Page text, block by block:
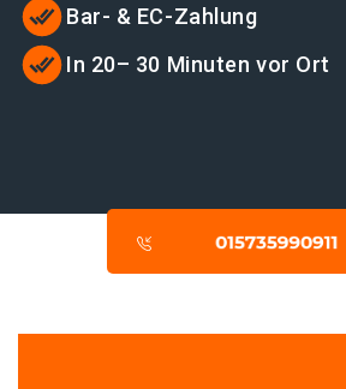
Bar- & EC-Zahlung
In 20– 30 Minuten vor Ort